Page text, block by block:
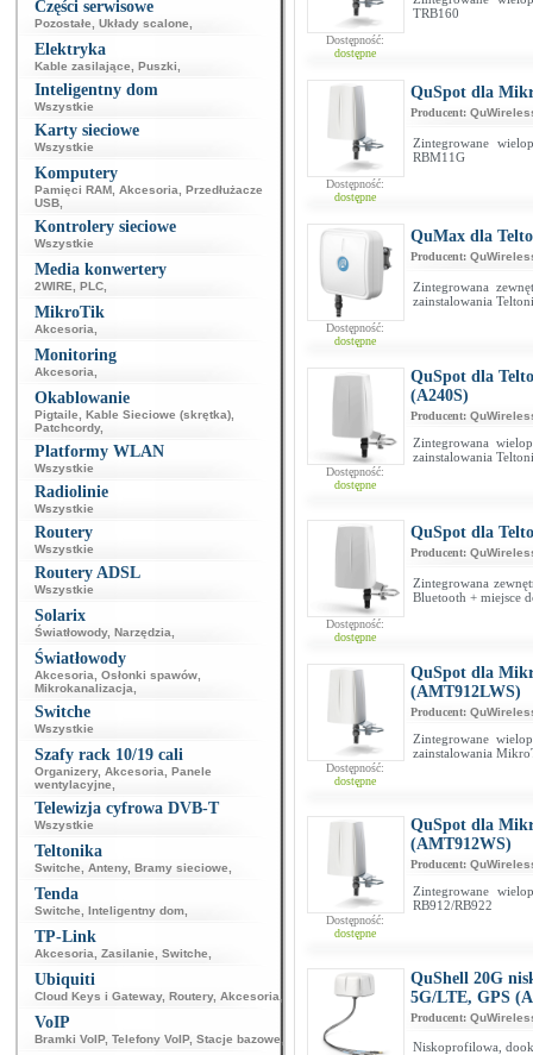
Części serwisowe
Pozostałe Układy scalone
Elektryka
Kable zasilające Puszki
Inteligentny dom
Wszystkie
Karty sieciowe
Wszystkie
Komputery
Pamięci RAM Akcesoria
Przedłużacze
USB
Kontrolery sieciowe
Wszystkie
Media konwertery
2WIRE PLC
MikroTik
Akcesoria
Monitoring
Akcesoria
Okablowanie
Pigtaile Kable Sieciowe (skrętka)
Patchcordy,
Platformy WLAN
Wszystkie
Radiolinie
Wszystkie
Routery
Wszystkie
Routery ADSL
Wszystkie
Solarix
Światłowody, Narzędzia
Światłowody
Akcesoria Osłonki spawów
Mikrokanalizacja
Switche
Wszystkie
Szafy rack 10/19 cali
Organizery, Akcesoria
Panele
wentylacyjne
Telewizja cyfrowa DVB-T
Wszystkie
Teltonika
Switche Anteny, Bramy sieciowe
Tenda
Switche Inteligentny dom
TP-Link
Akcesoria Zasilanie Switche
Ubiquiti
Cloud Keys i Gateway, Routery, Akcesoria
VoIP
Bramki VoIP, Telefony VoIP, Stacje bazowe
Dostępność:
dostępne
TRB160
Dostępność:
dostępne
QuSpot dla
Producent:
Zintegrowane
RBM11G
Dostępność:
dostępne
QuMax dla
Producent:
Zintegrowana
zainstalowania
Dostępność:
dostępne
QuSpot dla
(A240S)
Producent:
Zintegrowana
zainstalowania
Dostępność:
dostępne
QuSpot dla
Producent:
Zintegrowana
Bluetooth + miejsce
Dostępność:
dostępne
QuSpot dla
(AMT912LWS)
Producent:
Zintegrowane
zainstalowania
Dostępność:
dostępne
QuSpot dla
(AMT912WS)
Producent:
Zintegrowane
RB912/RB922
QuShell 20G
5G/LTE, GPS
Producent:
Niskoprofilowa,